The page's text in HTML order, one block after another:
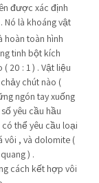
được xác định
. Nó là khoáng vật
hoàn toàn hình
tinh bột kích
20 : 1 ) . Vật liệu
chút nào (
ngón tay xuống
yêu cầu hầu
thể yêu cầu loại
vôi , và dolomite (
) .
cách kết hợp vôi